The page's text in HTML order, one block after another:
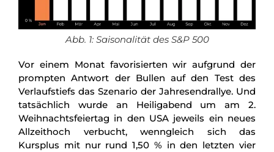
Abb. 1: Saisonalität des S&P 500
Vor einem Monat favorisierten wir aufgrund der
prompten Antwort der Bullen auf den Test des
Verlaufstiefs das Szenario der Jahresendrallye. Und
tatsächlich wurde an Heiligabend um am 2.
Weihnachtsfeiertag in den USA jeweils ein neues
Allzeithoch verbucht, wenngleich sich das
Kursplus mit nur rund 1,50 % in den letzten vier